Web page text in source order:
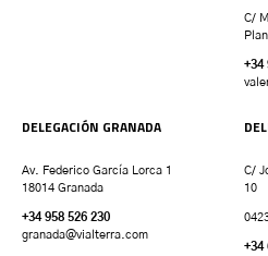
C/
+34
DELEGACIÓN GRANADA
Av. Federico García Lorca 1
18014 Granada
+34 958 526 230
granada@vialterra.com
C/
10
+34